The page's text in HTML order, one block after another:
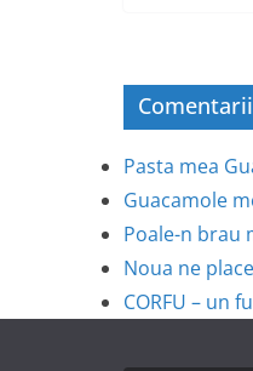
Pasta mea
Guacamole
Poale-n brau
Noua ne
CORFU – un